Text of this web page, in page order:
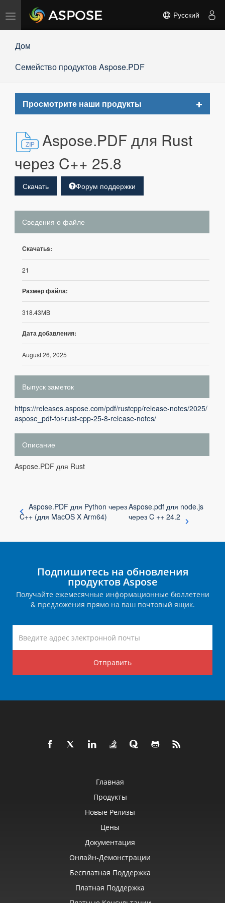
Переключить
навигацию
Русский
Дом
Семейство продуктов Aspose.PDF
Просмотрите наши продукты
Toggle
Aspose.PDF для Rust
через C++ 25.8
Скачать Форум поддержки
Сведения о файле
Скачатьs:
21
Размер файла:
318.43MB
Дата добавления:
August 26, 2025
Выпуск заметок
https://releases.aspose.com/pdf/rustcpp/release-notes/2025/
aspose_pdf-for-rust-cpp-25-8-release-notes/
Описание
Aspose.PDF для Rust
Aspose.PDF для Python через
C++ (для MacOS X Arm64)
Aspose.pdf для node.js
через C ++ 24.2
Подпишитесь на обновления
продуктов Aspose
Получайте ежемесячные информационные бюллетени
& предложения прямо на ваш почтовый ящик.
Отправить
Главная
Продукты
Новые Релизы
Цены
Документация
Онлайн‑демонстрации
Бесплатная Поддержка
Платная Поддержка